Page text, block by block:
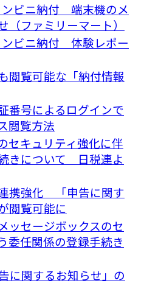
ンビニ納付 端末機のメ
（ファミリーマート）
ンビニ納付 体験レポー
閲覧可能な「納付情報
番号によるログインで
閲覧方法
セキュリティ強化に伴
きについて 日税連よ
携強化 「申告に関す
閲覧可能に
セージボックスのセ
委任関係の登録手続き
に関するお知らせ」の